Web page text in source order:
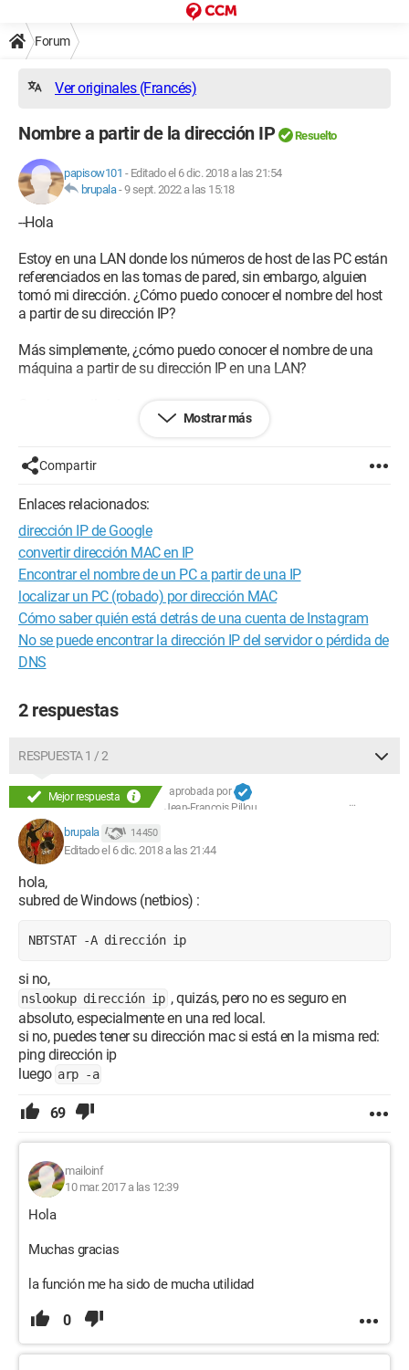
Forum
Ver originales (Francés)
Nombre a partir de la dirección IP Resuelto
papisow101 - Editado el 6 dic. 2018 a las 21:54
brupala-9 sept. 2022 a las 15:18
--Hola
Estoy en una LAN donde los números de host de las PC están
referenciados en las tomas de pared, sin embargo, alguien
tomó mi dirección. ¿Cómo puedo conocer el nombre del host
a partir de su dirección IP?
Más simplemente, ¿cómo puedo conocer el nombre de una
máquina a partir de su dirección IP en una LAN?
Mostrar más
Compartir
Enlaces relacionados:
dirección IP de Google
convertir dirección MAC en IP
Encontrar el nombre de un PC a partir de una IP
localizar un PC (robado) por dirección MAC
Cómo saber quién está detrás de una cuenta de Instagram
No se puede encontrar la dirección IP del servidor o pérdida de
DNS
2 respuestas
RESPUESTA 1 / 2
Mejor respuesta
aprobada por
Jean-François Pillou
brupala 14 450
Editado el 6 dic. 2018 a las 21:44
hola,
subred de Windows (netbios) :
NBTSTAT -A dirección ip
si no,
nslookup dirección ip , quizás, pero no es seguro en
absoluto, especialmente en una red local.
si no, puedes tener su dirección mac si está en la misma red:
ping dirección ip
luego arp -a
69
mailoinf
10 mar. 2017 a las 12:39
Hola
Muchas gracias
la función me ha sido de mucha utilidad
0